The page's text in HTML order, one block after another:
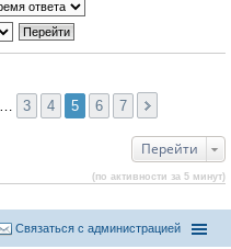
3 4 5 6 7
Перейти
(по активности за 5 минут)
Связаться с администрацией